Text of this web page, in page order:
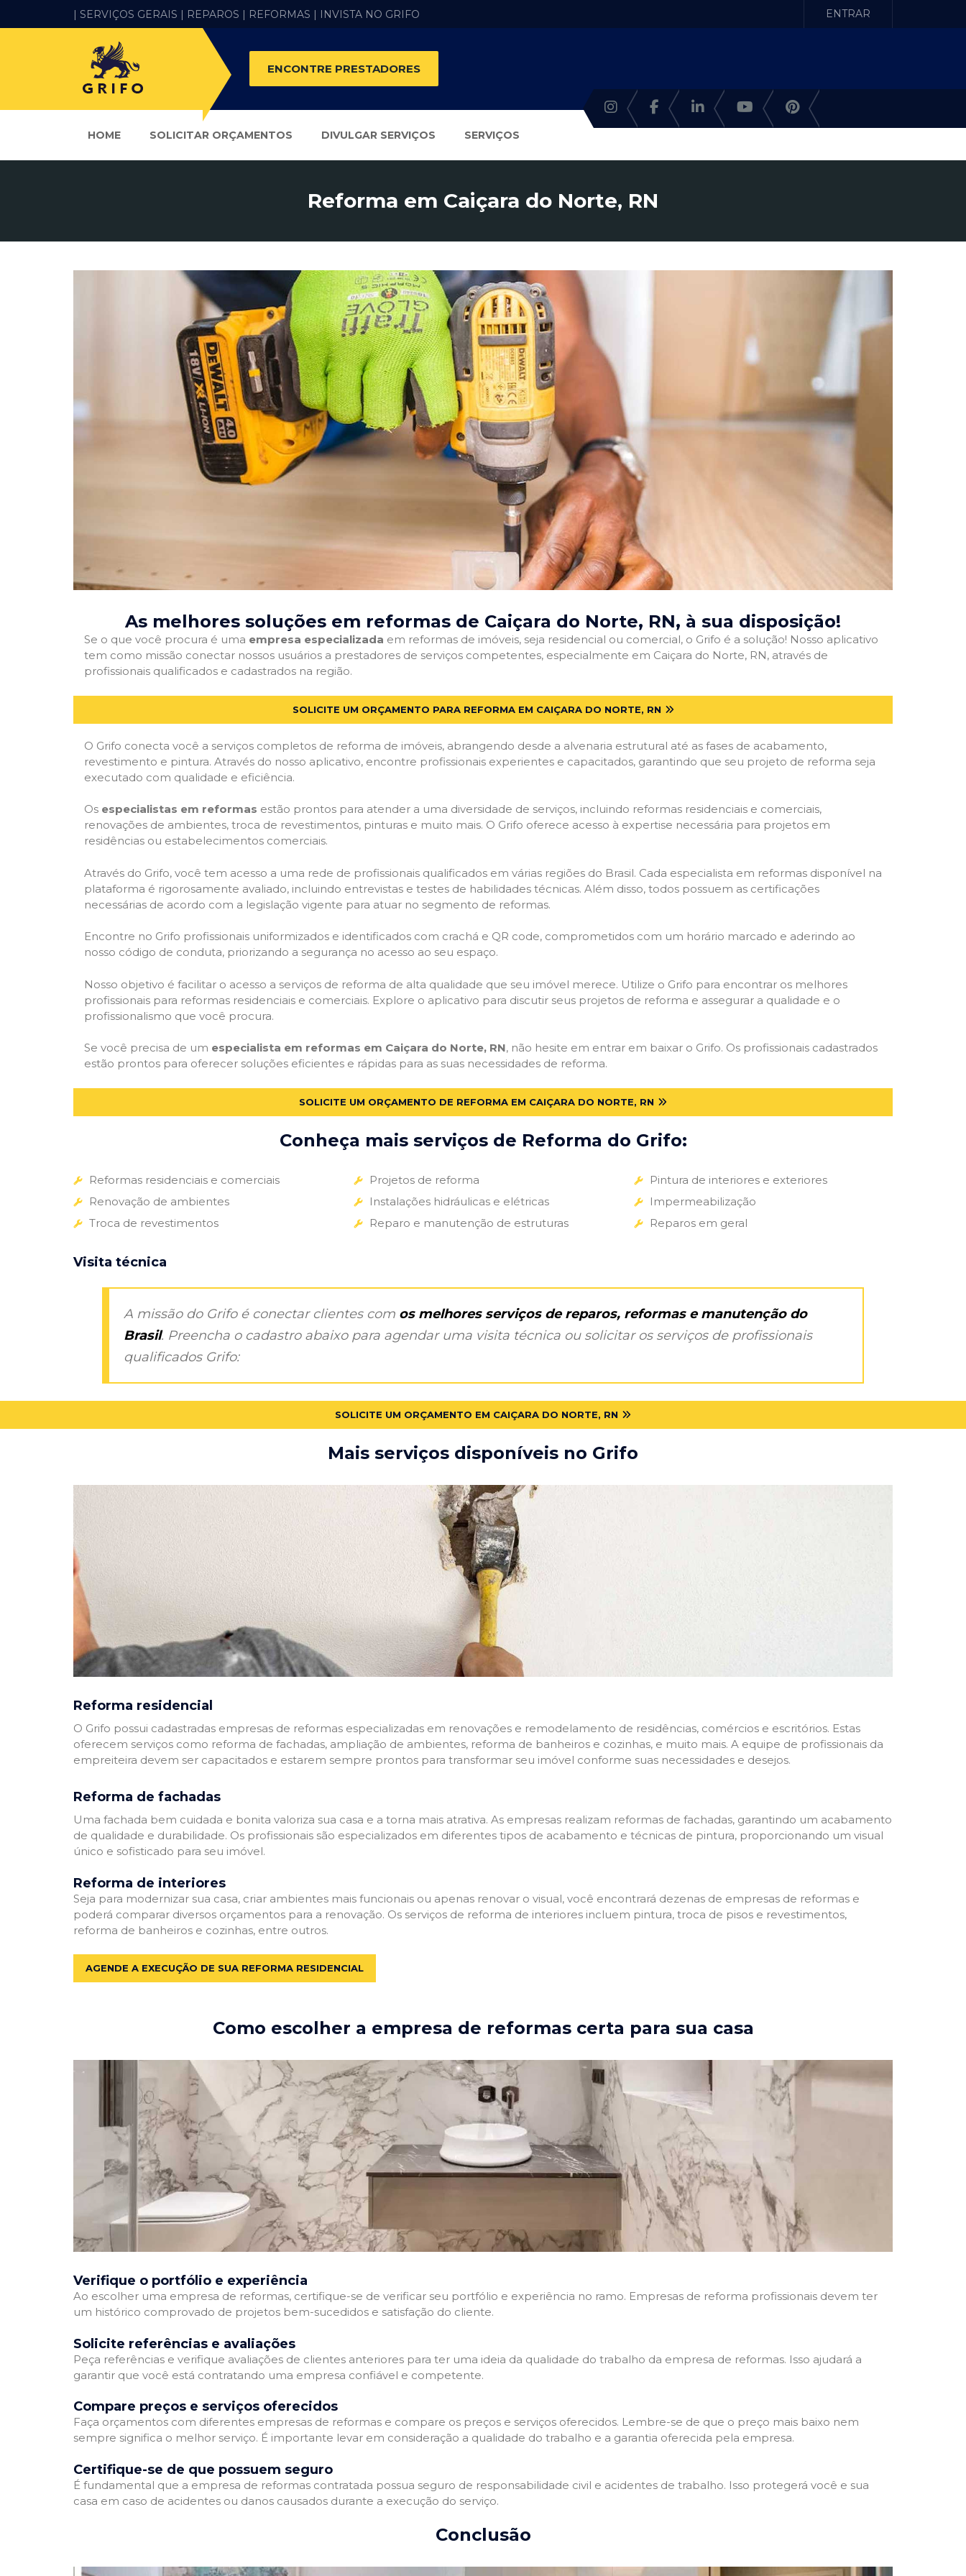
| SERVIÇOS GERAIS | REPAROS | REFORMAS | INVISTA NO GRIFO ENTRAR
ENCONTRE PRESTADORES
HOME SOLICITAR ORÇAMENTOS DIVULGAR SERVIÇOS SERVIÇOS
Reforma em Caiçara do Norte, RN
As melhores soluções em reformas de Caiçara do Norte, RN, à sua disposição!
Se o que você procura é uma empresa especializada em reformas de imóveis, seja residencial ou comercial, o Grifo é a solução! Nosso aplicativo
tem como missão conectar nossos usuários a prestadores de serviços competentes, especialmente em Caiçara do Norte, RN, através de
profissionais qualificados e cadastrados na região.
SOLICITE UM ORÇAMENTO PARA REFORMA EM CAIÇARA DO NORTE, RN
O Grifo conecta você a serviços completos de reforma de imóveis, abrangendo desde a alvenaria estrutural até as fases de acabamento,
revestimento e pintura. Através do nosso aplicativo, encontre profissionais experientes e capacitados, garantindo que seu projeto de reforma seja
executado com qualidade e eficiência.
Os especialistas em reformas estão prontos para atender a uma diversidade de serviços, incluindo reformas residenciais e comerciais,
renovações de ambientes, troca de revestimentos, pinturas e muito mais. O Grifo oferece acesso à expertise necessária para projetos em
residências ou estabelecimentos comerciais.
Através do Grifo, você tem acesso a uma rede de profissionais qualificados em várias regiões do Brasil. Cada especialista em reformas disponível na
plataforma é rigorosamente avaliado, incluindo entrevistas e testes de habilidades técnicas. Além disso, todos possuem as certificações
necessárias de acordo com a legislação vigente para atuar no segmento de reformas.
Encontre no Grifo profissionais uniformizados e identificados com crachá e QR code, comprometidos com um horário marcado e aderindo ao
nosso código de conduta, priorizando a segurança no acesso ao seu espaço.
Nosso objetivo é facilitar o acesso a serviços de reforma de alta qualidade que seu imóvel merece. Utilize o Grifo para encontrar os melhores
profissionais para reformas residenciais e comerciais. Explore o aplicativo para discutir seus projetos de reforma e assegurar a qualidade e o
profissionalismo que você procura.
Se você precisa de um especialista em reformas em Caiçara do Norte, RN, não hesite em entrar em baixar o Grifo. Os profissionais cadastrados
estão prontos para oferecer soluções eficientes e rápidas para as suas necessidades de reforma.
SOLICITE UM ORÇAMENTO DE REFORMA EM CAIÇARA DO NORTE, RN
Conheça mais serviços de Reforma do Grifo:
Reformas residenciais e comerciais
Renovação de ambientes
Troca de revestimentos
Projetos de reforma
Instalações hidráulicas e elétricas
Reparo e manutenção de estruturas
Pintura de interiores e exteriores
Impermeabilização
Reparos em geral
Visita técnica
A missão do Grifo é conectar clientes com os melhores serviços de reparos, reformas e manutenção do
Brasil. Preencha o cadastro abaixo para agendar uma visita técnica ou solicitar os serviços de profissionais
qualificados Grifo:
SOLICITE UM ORÇAMENTO EM CAIÇARA DO NORTE, RN
Mais serviços disponíveis no Grifo
Reforma residencial
O Grifo possui cadastradas empresas de reformas especializadas em renovações e remodelamento de residências, comércios e escritórios. Estas
oferecem serviços como reforma de fachadas, ampliação de ambientes, reforma de banheiros e cozinhas, e muito mais. A equipe de profissionais da
empreiteira devem ser capacitados e estarem sempre prontos para transformar seu imóvel conforme suas necessidades e desejos.
Reforma de fachadas
Uma fachada bem cuidada e bonita valoriza sua casa e a torna mais atrativa. As empresas realizam reformas de fachadas, garantindo um acabamento
de qualidade e durabilidade. Os profissionais são especializados em diferentes tipos de acabamento e técnicas de pintura, proporcionando um visual
único e sofisticado para seu imóvel.
Reforma de interiores
Seja para modernizar sua casa, criar ambientes mais funcionais ou apenas renovar o visual, você encontrará dezenas de empresas de reformas e
poderá comparar diversos orçamentos para a renovação. Os serviços de reforma de interiores incluem pintura, troca de pisos e revestimentos,
reforma de banheiros e cozinhas, entre outros.
AGENDE A EXECUÇÃO DE SUA REFORMA RESIDENCIAL
Como escolher a empresa de reformas certa para sua casa
Verifique o portfólio e experiência
Ao escolher uma empresa de reformas, certifique-se de verificar seu portfólio e experiência no ramo. Empresas de reforma profissionais devem ter
um histórico comprovado de projetos bem-sucedidos e satisfação do cliente.
Solicite referências e avaliações
Peça referências e verifique avaliações de clientes anteriores para ter uma ideia da qualidade do trabalho da empresa de reformas. Isso ajudará a
garantir que você está contratando uma empresa confiável e competente.
Compare preços e serviços oferecidos
Faça orçamentos com diferentes empresas de reformas e compare os preços e serviços oferecidos. Lembre-se de que o preço mais baixo nem
sempre significa o melhor serviço. É importante levar em consideração a qualidade do trabalho e a garantia oferecida pela empresa.
Certifique-se de que possuem seguro
É fundamental que a empresa de reformas contratada possua seguro de responsabilidade civil e acidentes de trabalho. Isso protegerá você e sua
casa em caso de acidentes ou danos causados durante a execução do serviço.
Conclusão